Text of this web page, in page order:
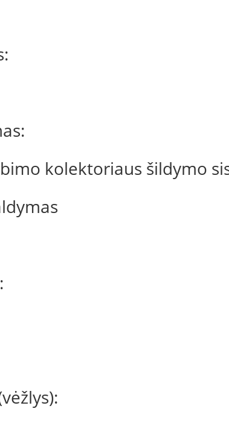
kolektoriaus šildymo